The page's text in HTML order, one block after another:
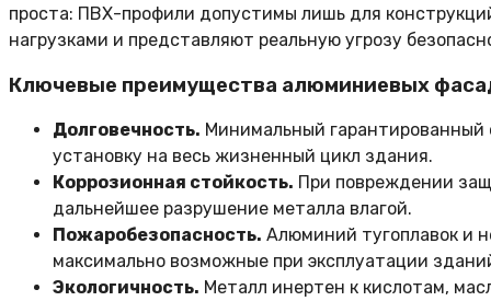
проста: ПВХ-профили допустимы лишь для
нагрузками и представляют реальную угрозу
Ключевые преимущества алюминиевых
Долговечность. Минимальный
установку на весь жизненный цикл здания.
Коррозионная стойкость. При повреждении
дальнейшее разрушение металла влагой.
Пожаробезопасность. Алюминий тугоплавок и
максимально возможные при эксплуатации
Экологичность. Металл инертен к кислотам,